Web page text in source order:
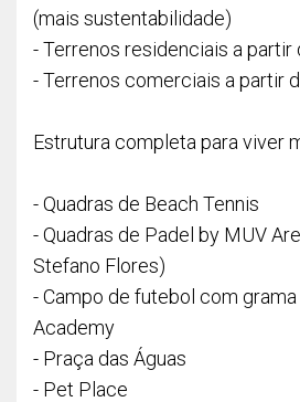
(mais sustentabilidade)
- Terrenos residenciais a partir
- Terrenos comerciais a partir
Estrutura completa para viver
- Quadras de Beach Tennis
- Quadras de Padel by MUV
Stefano Flores)
- Campo de futebol com
Academy
- Praça das Águas
- Pet Place